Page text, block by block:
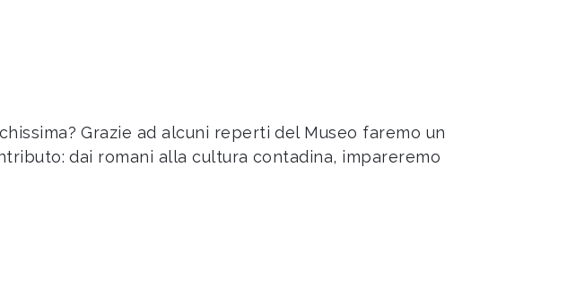
Grazie ad alcuni reperti del Museo faremo un
dai romani alla cultura contadina, impareremo